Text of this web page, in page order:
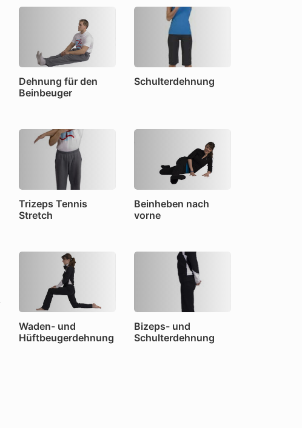
Dehnung für den
Beinbeuger
Schulterdehnung
Trizeps Tennis
Stretch
Beinheben nach
vorne
Waden- und
Hüftbeugerdehnung
Bizeps- und
Schulterdehnung